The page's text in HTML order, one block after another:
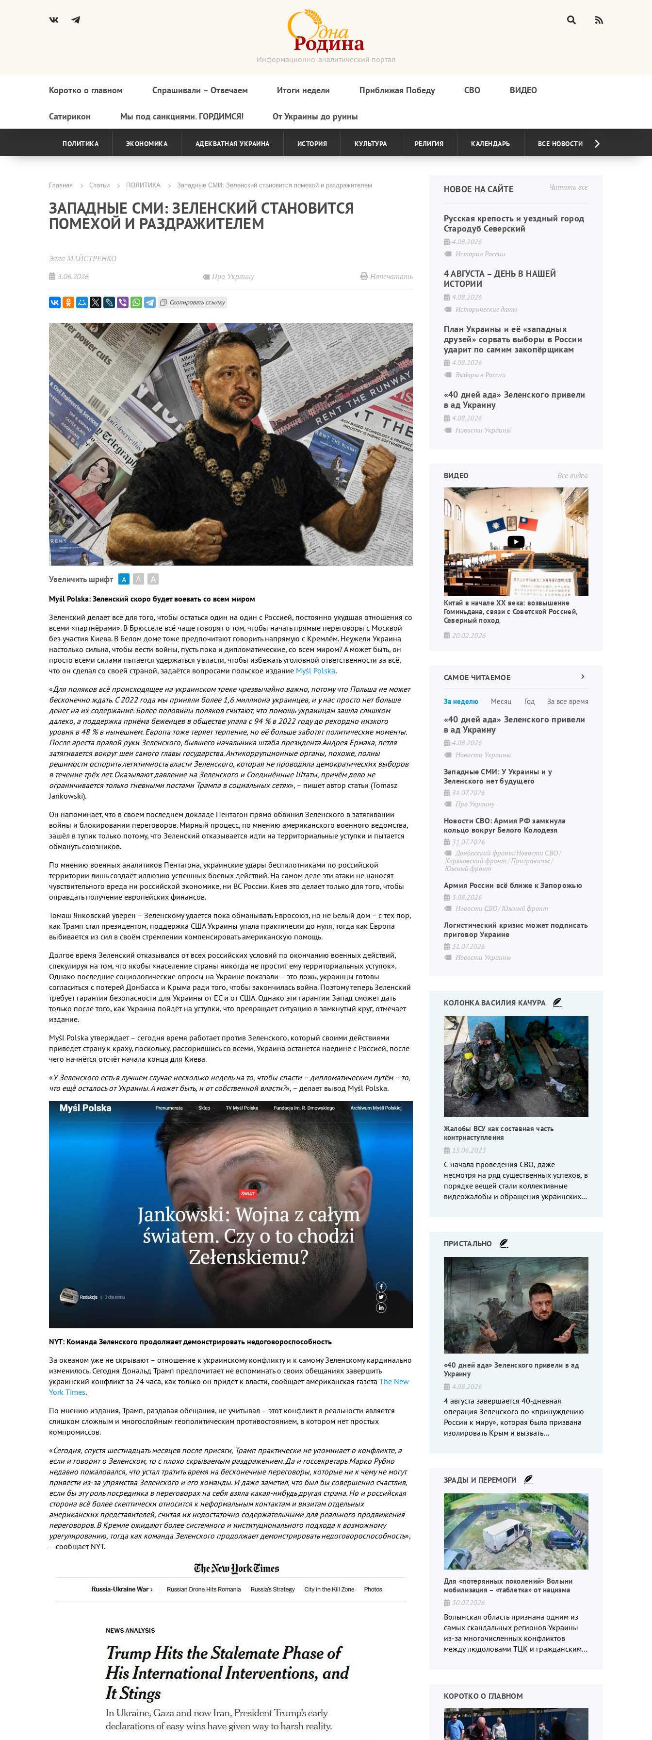
Информационно-аналитический портал
Основная
навигация
Коротко о главном Спрашивали – Отвечаем Итоги недели Приближая Победу СВО ВИДЕО
Сатирикон Мы под санкциями. ГОРДИМСЯ! От Украины до руины
ПОЛИТИКА ЭКОНОМИКА АДЕКВАТНАЯ УКРАИНА ИСТОРИЯ КУЛЬТУРА РЕЛИГИЯ КАЛЕНДАРЬ ВСЕ НОВОСТИ
Строка
навигации
Главная Статьи ПОЛИТИКА Западные СМИ: Зеленский становится помехой и раздражителем
ЗАПАДНЫЕ СМИ: ЗЕЛЕНСКИЙ СТАНОВИТСЯ
ПОМЕХОЙ И РАЗДРАЖИТЕЛЕМ
Элла МАЙСТРЕНКО
3.06.2026
Про Украину Напечатать
Скопировать ссылку
Увеличить шрифт А А А
Myśl Polska: Зеленский скоро будет воевать со всем миром
Зеленский делает всё для того, чтобы остаться один на один с Россией, постоянно ухудшая отношения со
всеми «партнёрами». В Брюсселе всё чаще говорят о том, чтобы начать прямые переговоры с Москвой
без участия Киева. В Белом доме тоже предпочитают говорить напрямую с Кремлём. Неужели Украина
настолько сильна, чтобы вести войны, пусть пока и дипломатические, со всем миром?А может быть, он
просто всеми силами пытается удержаться у власти, чтобы избежать уголовной ответственности за всё,
что он сделал со своей страной, задаётся вопросами польское издание Myśl Polska.
«Для поляков всё происходящее на украинском треке чрезвычайно важно, потому что Польша не может
бесконечно ждать. С2022 года мы приняли более 1,6 миллиона украинцев, и у нас просто нет больше
денег на их содержание. Более половины поляков считают, что помощь украинцам зашла слишком
далеко, а поддержка приёма беженцев в обществе упала с 94 %в 2022 году до рекордно низкого
уровня в 48 %в нынешнем. Европа тоже теряет терпение, но её больше заботят политические моменты.
После ареста правой руки Зеленского, бывшего начальника штаба президента Андрея Ермака, петля
затягивается вокруг шеи самого главы государства.Антикоррупционные органы, похоже, полны
решимости оспорить легитимность власти Зеленского, которая не проводила демократических выборов
в течение трёх лет. Оказывают давление на Зеленского и Соединённые Штаты, причём дело не
ограничивается только гневными постами Трампа в социальных сетях», – пишет автор статьи (Tomasz
Jankowski).
Он напоминает, что в своём последнем докладе Пентагон прямо обвинил Зеленского в затягивании
войны и блокировании переговоров. Мирный процесс, по мнению американского военного ведомства,
зашёл в тупик только потому, что Зеленский отказывается идти на территориальные уступки и пытается
обмануть союзников.
По мнению военных аналитиков Пентагона, украинские удары беспилотниками по российской
территории лишь создаёт иллюзию успешных боевых действий. На самом деле эти атаки не наносят
чувствительного вреда ни российской экономике, ни ВС России. Киев это делает только для того, чтобы
оправдать получение европейских финансов.
Томаш Янковский уверен – Зеленскому удаётся пока обманывать Евросоюз, но не Белый дом – с тех пор,
как Трамп стал президентом, поддержка США Украины упала практически до нуля, тогда как Европа
выбивается из сил в своём стремлении компенсировать американскую помощь.
Долгое время Зеленский отказывался от всех российских условий по окончанию военных действий,
спекулируя на том, что якобы «население страны никогда не простит ему территориальных уступок».
Однако последние социологические опросы на Украине показали – это ложь, украинцы готовы
согласиться с потерей Донбасса и Крыма ради того, чтобы закончилась война. Поэтому теперь Зеленский
требует гарантии безопасности для Украины от ЕС и от США.Однако эти гарантии Запад сможет дать
только после того, как Украина пойдёт на уступки, что превращает ситуацию в замкнутый круг, отмечает
издание.
Myśl Polska утверждает – сегодня время работает против Зеленского, который своими действиями
приведёт страну к краху, поскольку, рассорившись со всеми, Украина останется наедине с Россией, после
чего начнётся отсчёт начала конца для Киева.
«У Зеленского есть в лучшем случае несколько недель на то, чтобы спасти – дипломатическим путём – то,
что ещё осталось от Украины.А может быть, и от собственной власти?», – делает вывод Myśl Polska.
NYT: Команда Зеленского продолжает демонстрировать недоговороспособность
За океаном уже не скрывают – отношение к украинскому конфликту и к самому Зеленскому кардинально
изменилось. Сегодня Дональд Трамп предпочитает не вспоминать о своих обещаниях завершить
украинский конфликт за 24 часа, как только он придёт к власти, сообщает американская газета The New
York Times.
По мнению издания, Трамп, раздавая обещания, не учитывал – этот конфликт в реальности является
слишком сложным и многослойным геополитическим противостоянием, в котором нет простых
компромиссов.
«Сегодня, спустя шестнадцать месяцев после присяги, Трамп практически не упоминает о конфликте, а
если и говорит о Зеленском, то с плохо скрываемым раздражением.Да и госсекретарь Марко Рубио
недавно пожаловался, что устал тратить время на бесконечные переговоры, которые ни к чему не могут
привести из-за упрямства Зеленского и его команды. И даже заметил, что был бы совершенно счастлив,
если бы эту роль посредника в переговорах на себя взяла какая-нибудь другая страна. Но и российская
сторона всё более скептически относится к неформальным контактам и визитам отдельных
американских представителей, считая их недостаточно содержательными для реального продвижения
переговоров. В Кремле ожидают более системного и институционального подхода к возможному
урегулированию, тогда как команда Зеленского продолжает демонстрировать недоговороспособность»,
– сообщает NYT.
Читать все
НОВОЕ НА САЙТЕ
Русская крепость и уездный город
Стародуб Северский
4.08.2026
История России
4 АВГУСТА – ДЕНЬ В НАШЕЙ
ИСТОРИИ
4.08.2026
Исторические даты
План Украины и её «западных
друзей» сорвать выборы в России
ударит по самим закопёрщикам
4.08.2026
Выборы в России
«40 дней ада» Зеленского привели
в ад Украину
4.08.2026
Новости Украины
Все видео
ВИДЕО
Китай в начале XX века: возвышение
Гоминьдана, связи с Советской Россией,
Северный поход
20.02.2026
САМОЕ ЧИТАЕМОЕ
За неделю Месяц Год За все времястраниц
Следующая
«40 дней ада» Зеленского привели
в ад Украину
4.08.2026
Новости Украины
Западные СМИ: У Украины и у
Зеленского нет будущего
31.07.2026
Про Украину
Новости СВО: Армия РФ замкнула
кольцо вокруг Белого Колодезя
31.07.2026
Донбасский фронт/Новости СВО
Харьковский фронт Приграничье
Южный фронт
Армия России всё ближе к Запорожью
3.08.2026
Новости СВО Южный фронт
Логистический кризис может подписать
приговор Украине
31.07.2026
Новости Украины
КОЛОНКА ВАСИЛИЯ КАЧУРА
Жалобы ВСУ как составная часть
контрнаступления
15.06.2023
С начала проведения СВО, даже
несмотря на ряд существенных успехов, в
порядке вещей стали коллективные
видеожалобы и обращения украинских
ПРИСТАЛЬНО
«40 дней ада» Зеленского привели в ад
Украину
4.08.2026
4 августа завершается 40-дневная
операция Зеленского по «принуждению
России к миру», которая была призвана
изолировать Крым и вызвать
ЗРАДЫ И ПЕРЕМОГИ
Для «потерянных поколений» Волыни
мобилизация – «таблетка» от нацизма
30.07.2026
Волынская область признана одним из
самых скандальных регионов Украины
из-за многочисленных конфликтов
между людоловами ТЦК и гражданским
КОРОТКО О ГЛАВНОМ